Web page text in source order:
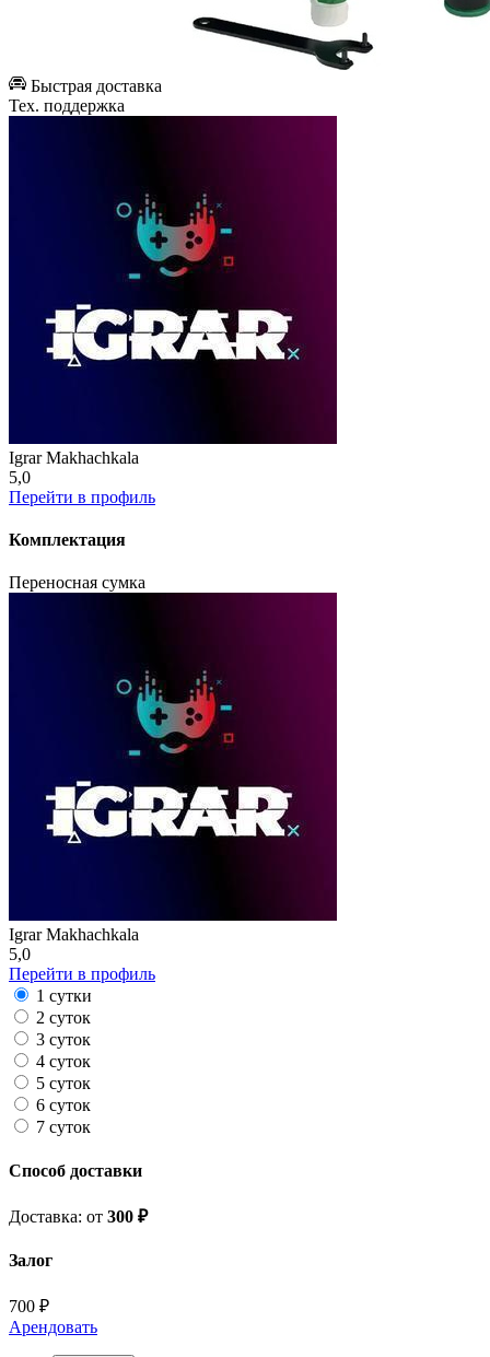
Быстрая доставка
Тех. поддержка
Igrar Makhachkala
5,0
Перейти в профиль
Комплектация
Переносная сумка
Igrar Makhachkala
5,0
Перейти в профиль
1 сутки
2 суток
3 суток
4 суток
5 суток
6 суток
7 суток
Способ доставки
Доставка: от 300 ₽
Залог
700 ₽
Арендовать